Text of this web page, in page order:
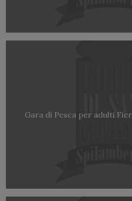
Gara di Pesca per adulti